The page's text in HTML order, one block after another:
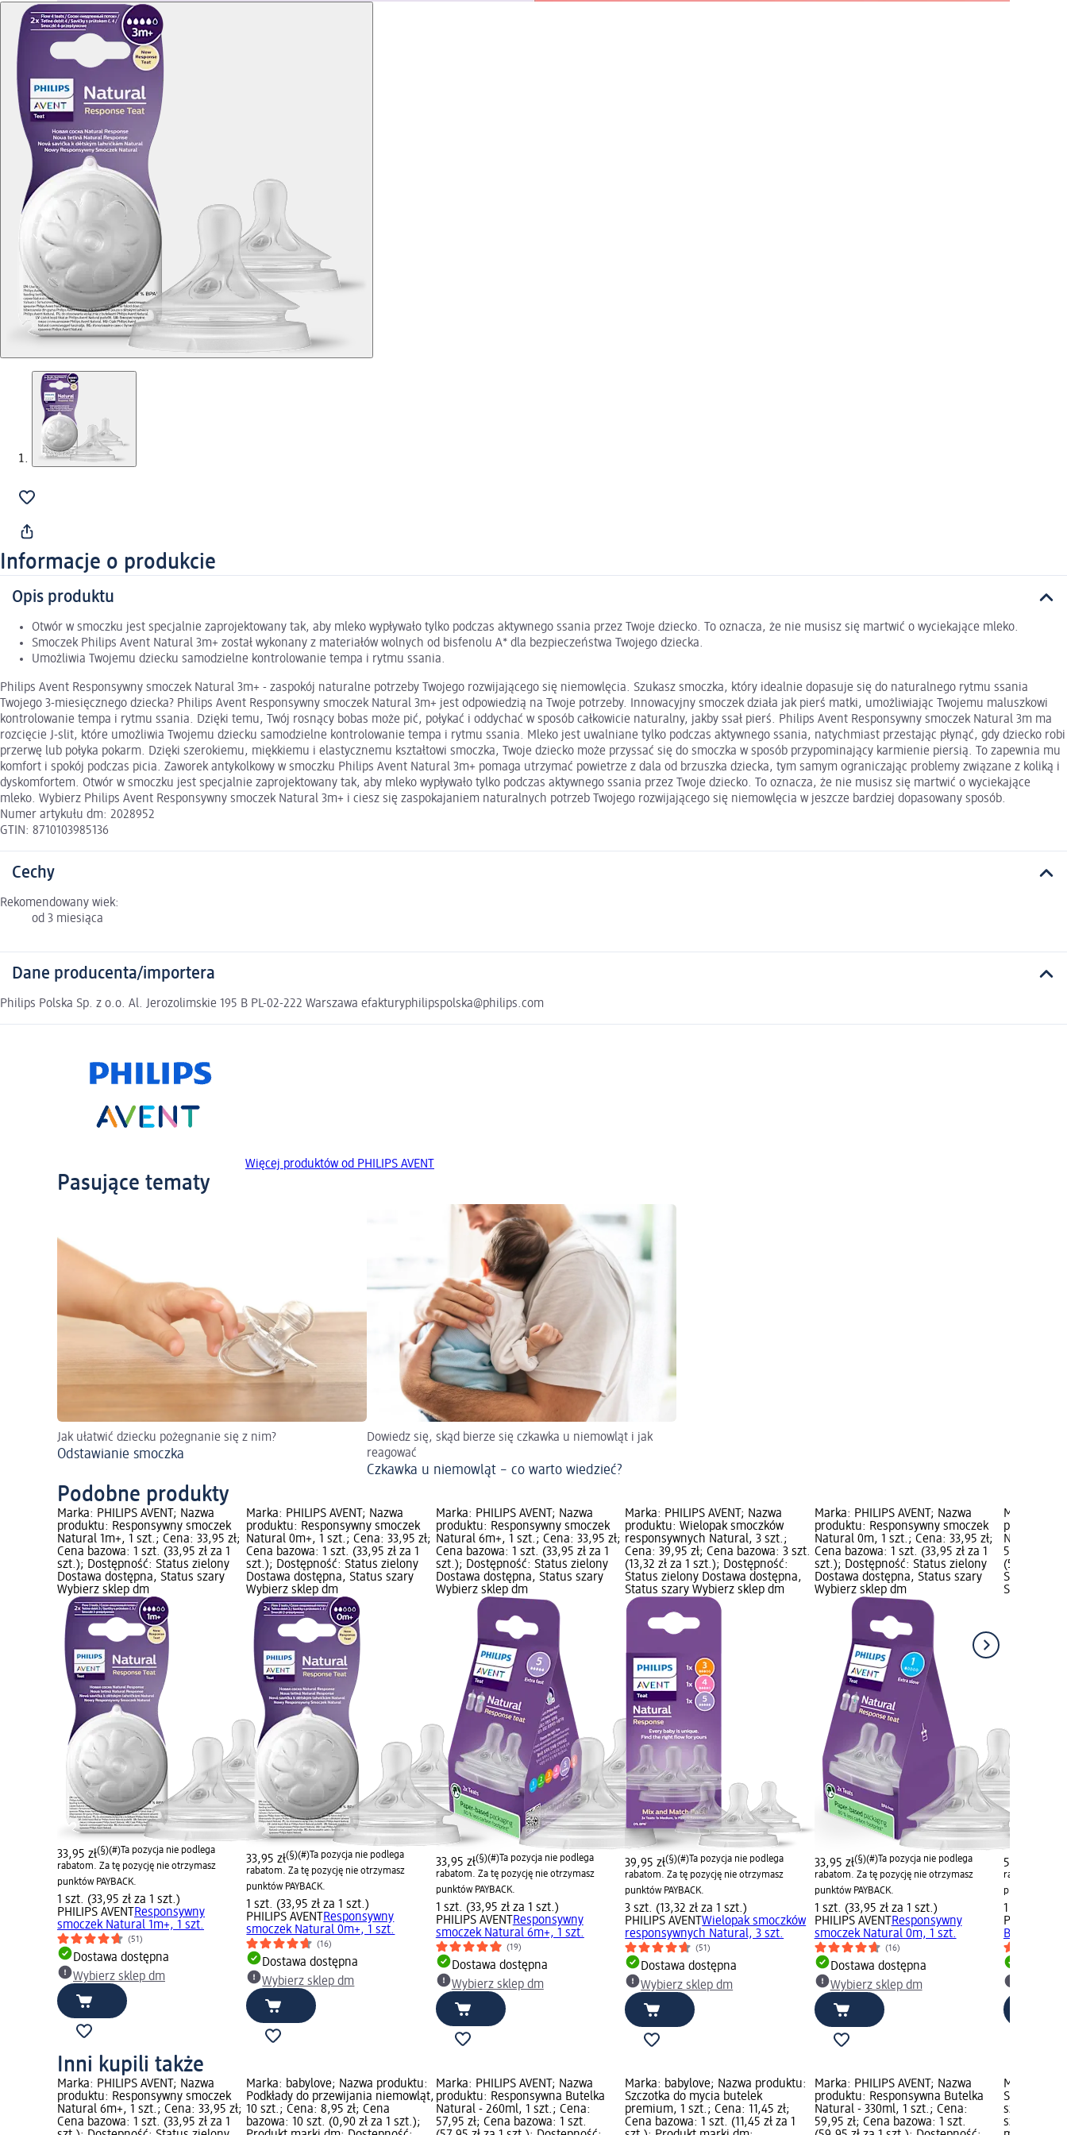
Informacje o produkcie
Opis produktu
Otwór w smoczku jest specjalnie zaprojektowany tak, aby mleko wypływało tylko podczas aktywnego ssania przez Twoje dziecko. To oznacza, że nie musisz się martwić o wyciekające mleko.
Smoczek Philips Avent Natural 3m+ został wykonany z materiałów wolnych od bisfenolu A* dla bezpieczeństwa Twojego dziecka.
Umożliwia Twojemu dziecku samodzielne kontrolowanie tempa i rytmu ssania.
Philips Avent Responsywny smoczek Natural 3m+ - zaspokój naturalne potrzeby Twojego rozwijającego się niemowlęcia. Szukasz smoczka, który idealnie dopasuje się do naturalnego rytmu ssania
Twojego 3-miesięcznego dziecka? Philips Avent Responsywny smoczek Natural 3m+ jest odpowiedzią na Twoje potrzeby. Innowacyjny smoczek działa jak pierś matki, umożliwiając Twojemu maluszkowi
kontrolowanie tempa i rytmu ssania. Dzięki temu, Twój rosnący bobas może pić, połykać i oddychać w sposób całkowicie naturalny, jakby ssał pierś. Philips Avent Responsywny smoczek Natural 3m ma
rozcięcie J-slit, które umożliwia Twojemu dziecku samodzielne kontrolowanie tempa i rytmu ssania. Mleko jest uwalniane tylko podczas aktywnego ssania, natychmiast przestając płynąć, gdy dziecko robi
przerwę lub połyka pokarm. Dzięki szerokiemu, miękkiemu i elastycznemu kształtowi smoczka, Twoje dziecko może przyssać się do smoczka w sposób przypominający karmienie piersią. To zapewnia mu
komfort i spokój podczas picia. Zaworek antykolkowy w smoczku Philips Avent Natural 3m+ pomaga utrzymać powietrze z dala od brzuszka dziecka, tym samym ograniczając problemy związane z koliką i
dyskomfortem. Otwór w smoczku jest specjalnie zaprojektowany tak, aby mleko wypływało tylko podczas aktywnego ssania przez Twoje dziecko. To oznacza, że nie musisz się martwić o wyciekające
mleko. Wybierz Philips Avent Responsywny smoczek Natural 3m+ i ciesz się zaspokajaniem naturalnych potrzeb Twojego rozwijającego się niemowlęcia w jeszcze bardziej dopasowany sposób.
Numer artykułu dm: 2028952
GTIN: 8710103985136
Cechy
Rekomendowany wiek:
od 3 miesiąca
Dane producenta/importera
Philips Polska Sp. z o.o. Al. Jerozolimskie 195 B PL-02-222 Warszawa efakturyphilipspolska@philips.com
Więcej produktów od PHILIPS AVENT
Pasujące tematy
Jak ułatwić dziecku pożegnanie się z nim?
Odstawianie smoczka
Dowiedz się, skąd bierze się czkawka u niemowląt i jak
reagować
Czkawka u niemowląt – co warto wiedzieć?
Podobne produkty
Marka: PHILIPS AVENT; Nazwa
produktu: Responsywny smoczek
Natural 1m+, 1 szt.; Cena: 33,95 zł;
Cena bazowa: 1 szt. (33,95 zł za 1
szt.); Dostępność: Status zielony
Dostawa dostępna, Status szary
Wybierz sklep dm
33,95 zł(§)(#)Ta pozycja nie podlega
rabatom. Za tę pozycję nie otrzymasz
punktów PAYBACK.
1 szt. (33,95 zł za 1 szt.)
PHILIPS AVENT
Responsywny
smoczek Natural 1m+, 1 szt.
(51)
Dostawa dostępna
Wybierz sklep dm
Marka: PHILIPS AVENT; Nazwa
produktu: Responsywny smoczek
Natural 0m+, 1 szt.; Cena: 33,95 zł;
Cena bazowa: 1 szt. (33,95 zł za 1
szt.); Dostępność: Status zielony
Dostawa dostępna, Status szary
Wybierz sklep dm
33,95 zł(§)(#)Ta pozycja nie podlega
rabatom. Za tę pozycję nie otrzymasz
punktów PAYBACK.
1 szt. (33,95 zł za 1 szt.)
PHILIPS AVENT
Responsywny
smoczek Natural 0m+, 1 szt.
(16)
Dostawa dostępna
Wybierz sklep dm
Marka: PHILIPS AVENT; Nazwa
produktu: Responsywny smoczek
Natural 6m+, 1 szt.; Cena: 33,95 zł;
Cena bazowa: 1 szt. (33,95 zł za 1
szt.); Dostępność: Status zielony
Dostawa dostępna, Status szary
Wybierz sklep dm
33,95 zł(§)(#)Ta pozycja nie podlega
rabatom. Za tę pozycję nie otrzymasz
punktów PAYBACK.
1 szt. (33,95 zł za 1 szt.)
PHILIPS AVENT
Responsywny
smoczek Natural 6m+, 1 szt.
(19)
Dostawa dostępna
Wybierz sklep dm
Marka: PHILIPS AVENT; Nazwa
produktu: Wielopak smoczków
responsywnych Natural, 3 szt.;
Cena: 39,95 zł; Cena bazowa: 3 szt.
(13,32 zł za 1 szt.); Dostępność:
Status zielony Dostawa dostępna,
Status szary Wybierz sklep dm
39,95 zł(§)(#)Ta pozycja nie podlega
rabatom. Za tę pozycję nie otrzymasz
punktów PAYBACK.
3 szt. (13,32 zł za 1 szt.)
PHILIPS AVENTWielopak smoczków
responsywnych Natural, 3 szt.
(51)
Dostawa dostępna
Wybierz sklep dm
Marka: PHILIPS AVENT; Nazwa
produktu: Responsywny smoczek
Natural 0m, 1 szt.; Cena: 33,95 zł;
Cena bazowa: 1 szt. (33,95 zł za 1
szt.); Dostępność: Status zielony
Dostawa dostępna, Status szary
Wybierz sklep dm
33,95 zł(§)(#)Ta pozycja nie podlega
rabatom. Za tę pozycję nie otrzymasz
punktów PAYBACK.
1 szt. (33,95 zł za 1 szt.)
PHILIPS AVENT
Responsywny
smoczek Natural 0m, 1 szt.
(16)
Dostawa dostępna
Wybierz sklep dm
Marka:
produktu:
Natural -
59,95 zł;
(59,95 zł
Status
Status
59,95 zł
rabatom. Za
punktów
1 szt.
PHILIPS
Butelka
Inni kupili także
Marka: PHILIPS AVENT; Nazwa
produktu: Responsywny smoczek
Natural 6m+, 1 szt.; Cena: 33,95 zł;
Cena bazowa: 1 szt. (33,95 zł za 1
Marka: babylove; Nazwa produktu:
Podkłady do przewijania niemowląt,
10 szt.; Cena: 8,95 zł; Cena
bazowa: 10 szt. (0,90 zł za 1 szt.);
Marka: PHILIPS AVENT; Nazwa
produktu: Responsywna Butelka
Natural - 260ml, 1 szt.; Cena:
57,95 zł; Cena bazowa: 1 szt.
Marka: babylove; Nazwa produktu:
Szczotka do mycia butelek
premium, 1 szt.; Cena: 11,45 zł;
Cena bazowa: 1 szt. (11,45 zł za 1
Marka: PHILIPS AVENT; Nazwa
produktu: Responsywna Butelka
Natural - 330ml, 1 szt.; Cena:
59,95 zł; Cena bazowa: 1 szt.
Marka:
Smoczek
szt.; Cena:
szt. (19,95